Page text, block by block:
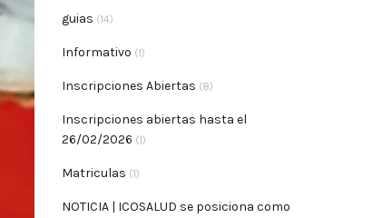
guias (14)
Informativo (1)
Inscripciones Abiertas (8)
Inscripciones abiertas hasta el
26/02/2026 (1)
Matriculas (1)
NOTICIA | ICOSALUD se posiciona como